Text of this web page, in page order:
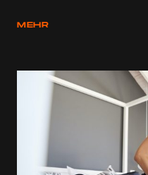
MEHR